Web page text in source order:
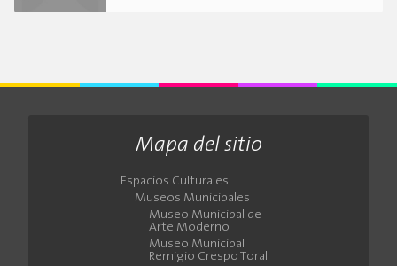
Mapa del sitio
Espacios Culturales
Museos Municipales
Museo Municipal de
Arte Moderno
Museo Municipal
Remigio Crespo Toral